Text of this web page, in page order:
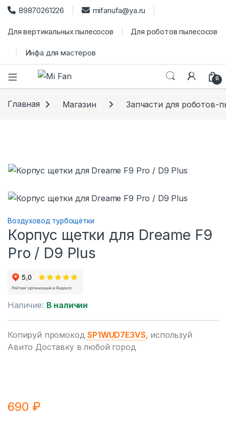
89870261226 mifanufa@ya.ru
Для вертикальных пылесосов Для роботов пылесосов
Инфа для мастеров
0
Главная Магазин Запчасти для роботов-
Воздуховод турбощётки
Корпус щетки для Drеame F9
Pro / D9 Plus
Наличие: В наличии
Копируй промокодSP1WUD7E3VS, используй
Авито Доставку в любой город
690₽